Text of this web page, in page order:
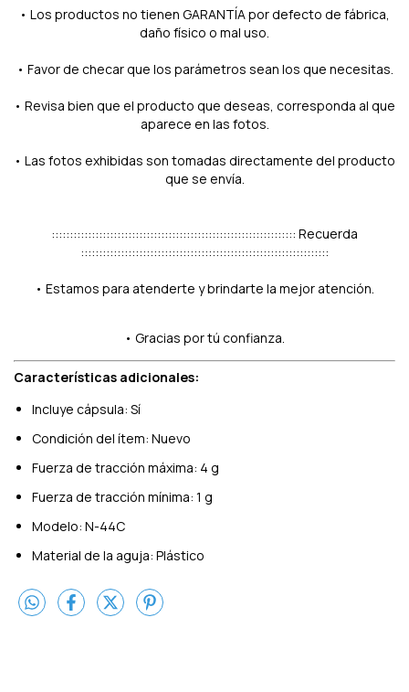
• Los productos no tienen GARANTÍA por defecto de fábrica,
daño físico o mal uso.
• Favor de checar que los parámetros sean los que necesitas.
• Revisa bien que el producto que deseas, corresponda al que
aparece en las fotos.
• Las fotos exhibidas son tomadas directamente del producto
que se envía.
::::::::::::::::::::::::::::::::::::::::::::::::::::::::::::::::::: Recuerda
::::::::::::::::::::::::::::::::::::::::::::::::::::::::::::::::::::
• Estamos para atenderte y brindarte la mejor atención.
• Gracias por tú confianza.
Características adicionales:
Incluye cápsula: Sí
Condición del ítem: Nuevo
Fuerza de tracción máxima: 4 g
Fuerza de tracción mínima: 1 g
Modelo: N-44C
Material de la aguja: Plástico